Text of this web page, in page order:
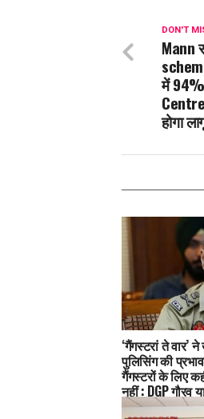
DON'T
Mann
में
होगा
‘गैंगस्टरां ते वार’
पुलिसिंग की
गैंगस्टरों के लिए
नहीं : DGP गौरव